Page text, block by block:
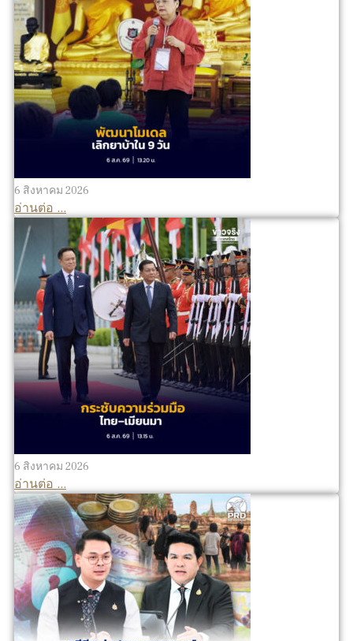
6 สิงหาคม 2026
อ่านต่อ ...
6 สิงหาคม 2026
อ่านต่อ ...